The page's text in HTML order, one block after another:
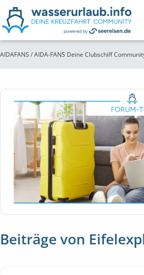
AIDAFANS / AIDA-FANS Deine Clubschiff
Beiträge von